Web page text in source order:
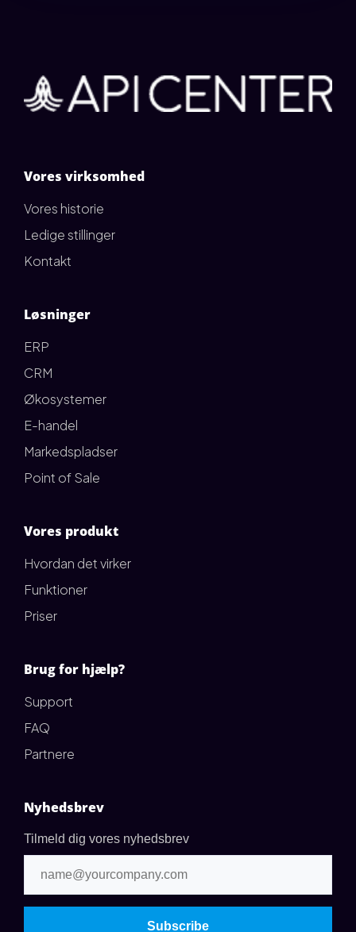
Vores virksomhed
Vores historie
Ledige stillinger
Kontakt
Løsninger
ERP
CRM
Økosystemer
E-handel
Markedspladser
Point of Sale
Vores produkt
Hvordan det virker
Funktioner
Priser
Brug for hjælp?
Support
FAQ
Partnere
Nyhedsbrev
Tilmeld dig vores nyhedsbrev